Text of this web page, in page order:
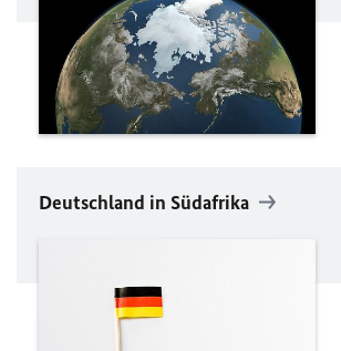
Deutschland in Südafrika